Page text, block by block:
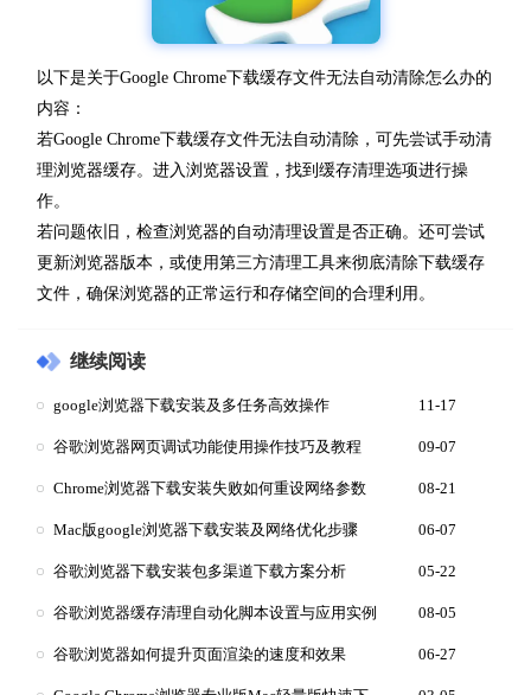
以下是关于Google Chrome下载缓存文件无法自动清除怎么办的
内容：
若Google Chrome下载缓存文件无法自动清除，可先尝试手动清
理浏览器缓存。进入浏览器设置，找到缓存清理选项进行操
作。
若问题依旧，检查浏览器的自动清理设置是否正确。还可尝试
更新浏览器版本，或使用第三方清理工具来彻底清除下载缓存
文件，确保浏览器的正常运行和存储空间的合理利用。
继续阅读
google浏览器下载安装及多任务高效操作 11-17
谷歌浏览器网页调试功能使用操作技巧及教程 09-07
Chrome浏览器下载安装失败如何重设网络参数 08-21
Mac版google浏览器下载安装及网络优化步骤 06-07
谷歌浏览器下载安装包多渠道下载方案分析 05-22
谷歌浏览器缓存清理自动化脚本设置与应用实例 08-05
谷歌浏览器如何提升页面渲染的速度和效果 06-27